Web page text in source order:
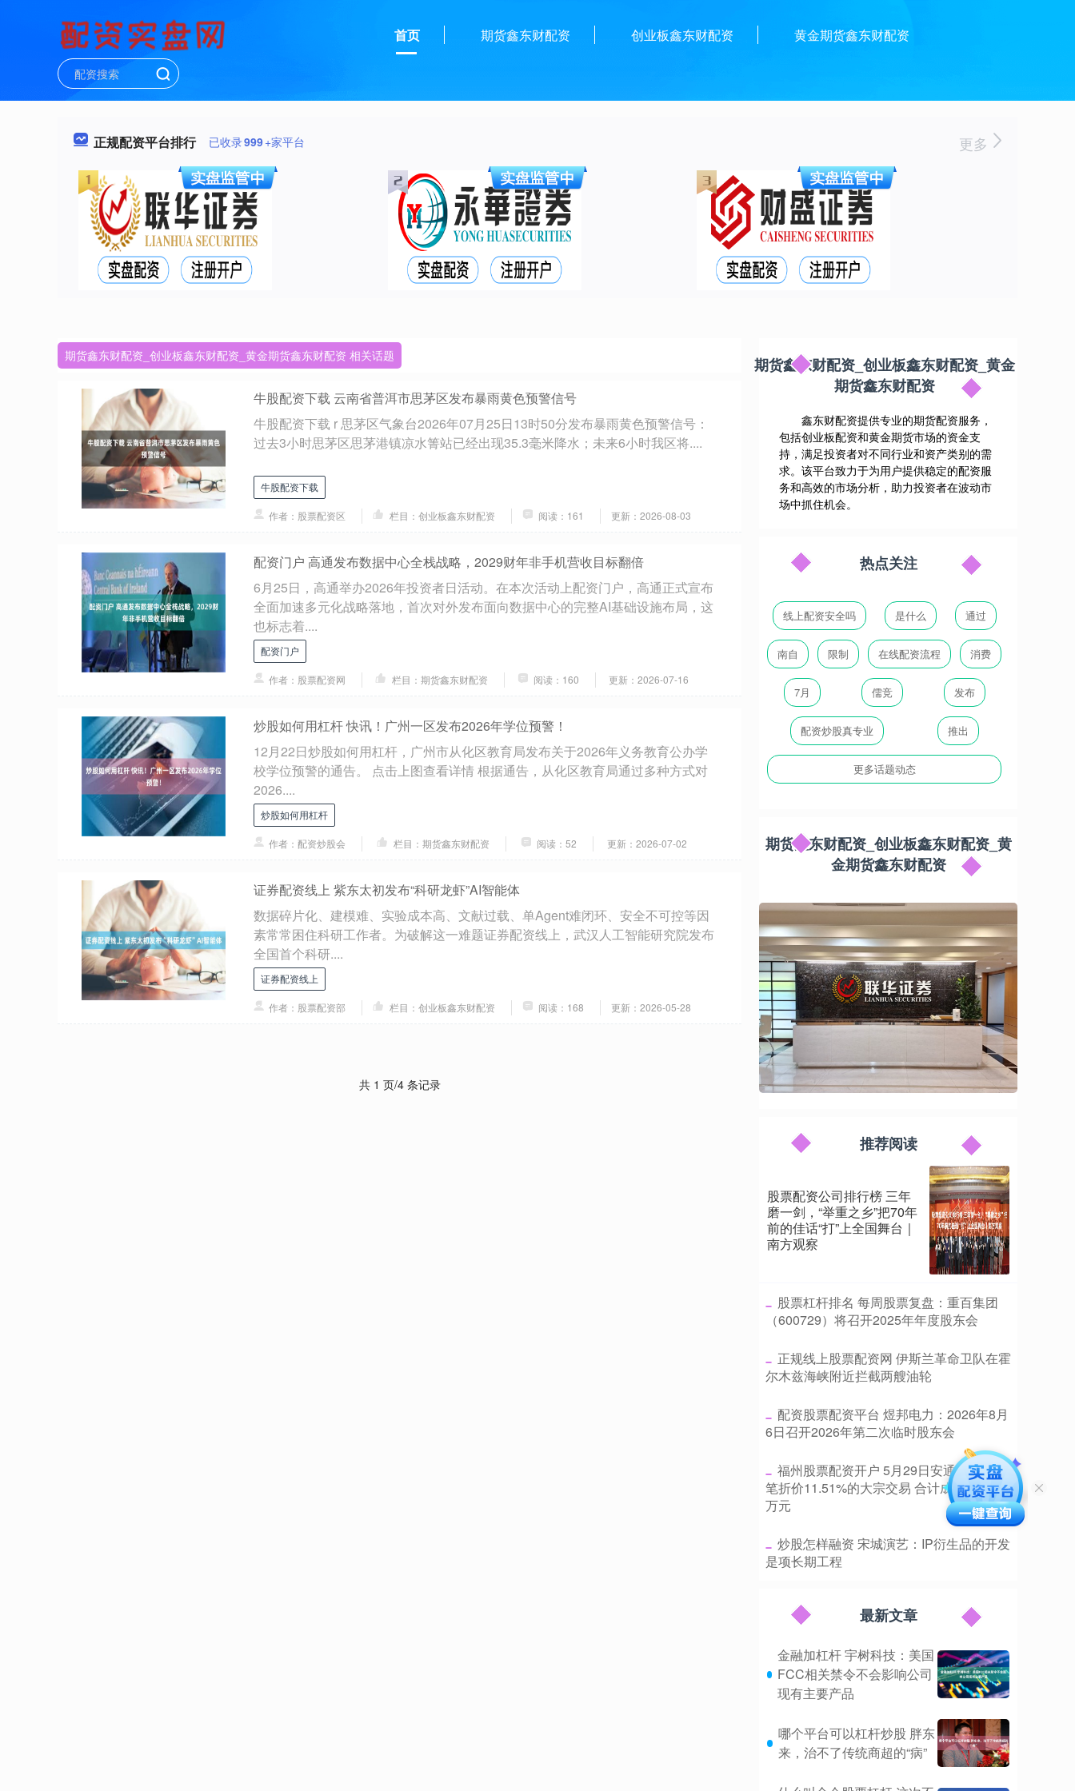
首页 期货鑫东财配资 创业板鑫东财配资 黄金期货鑫东财配资
正规配资平台排行 已收录999+家平台 更多
期货鑫东财配资_创业板鑫东财配资_黄金期货鑫东财配资 相关话题
牛股配资下载 云南省普洱市思茅区发布暴雨黄色预警信号
牛股配资下载 r 思茅区气象台2026年07月25日13时50分发布暴雨黄色预警信号：
过去3小时思茅区思茅港镇凉水箐站已经出现35.3毫米降水；未来6小时我区将....
牛股配资下载
作者：股票配资区 栏目：创业板鑫东财配资 阅读：161 更新：2026-08-03
配资门户 高通发布数据中心全栈战略，2029财年非手机营收目标翻倍
6月25日，高通举办2026年投资者日活动。在本次活动上配资门户，高通正式宣布
全面加速多元化战略落地，首次对外发布面向数据中心的完整AI基础设施布局，这
也标志着....
配资门户
作者：股票配资网 栏目：期货鑫东财配资 阅读：160 更新：2026-07-16
炒股如何用杠杆 快讯！广州一区发布2026年学位预警！
12月22日炒股如何用杠杆，广州市从化区教育局发布关于2026年义务教育公办学
校学位预警的通告。 点击上图查看详情 根据通告，从化区教育局通过多种方式对
2026....
炒股如何用杠杆
作者：配资炒股会 栏目：期货鑫东财配资 阅读：52 更新：2026-07-02
证券配资线上 紫东太初发布“科研龙虾”AI智能体
数据碎片化、建模难、实验成本高、文献过载、单Agent难闭环、安全不可控等因
素常常困住科研工作者。为破解这一难题证券配资线上，武汉人工智能研究院发布
全国首个科研....
证券配资线上
作者：股票配资部 栏目：创业板鑫东财配资 阅读：168 更新：2026-05-28
共 1 页/4 条记录
期货鑫东财配资_创业板鑫东财配资_黄金
期货鑫东财配资
鑫东财配资提供专业的期货配资服务，
包括创业板配资和黄金期货市场的资金支
持，满足投资者对不同行业和资产类别的需
求。该平台致力于为用户提供稳定的配资服
务和高效的市场分析，助力投资者在波动市
场中抓住机会。
热点关注
线上配资安全吗 是什么 通过
南自 限制 在线配资流程 消费
7月 儒竞 发布
配资炒股真专业 推出
更多话题动态
期货鑫东财配资_创业板鑫东财配资_黄
金期货鑫东财配资
推荐阅读
股票配资公司排行榜 三年
磨一剑，“举重之乡”把70年
前的佳话“打”上全国舞台｜
南方观察
​股票杠杆排名 每周股票复盘：重百集团
（600729）将召开2025年年度股东会
​正规线上股票配资网 伊斯兰革命卫队在霍
尔木兹海峡附近拦截两艘油轮
​配资股票配资平台 煜邦电力：2026年8月
6日召开2026年第二次临时股东会
​福州股票配资开户 5月29日安通控股现1
笔折价11.51%的大宗交易 合计成交192.08
万元
​炒股怎样融资 宋城演艺：IP衍生品的开发
是项长期工程
最新文章
金融加杠杆 宇树科技：美国
FCC相关禁令不会影响公司
现有主要产品
哪个平台可以杠杆炒股 胖东
来，治不了传统商超的“病”